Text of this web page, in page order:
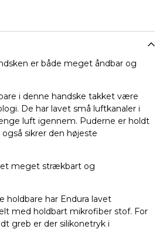
er både meget åndbar og
i denne handske takket være
De har lavet små luftkanaler i
luft igennem. Puderne er holdt
sikrer den højeste
meget strækbart og
holdbare har Endura lavet
med holdbart mikrofiber stof. For
greb er der silikonetryk i